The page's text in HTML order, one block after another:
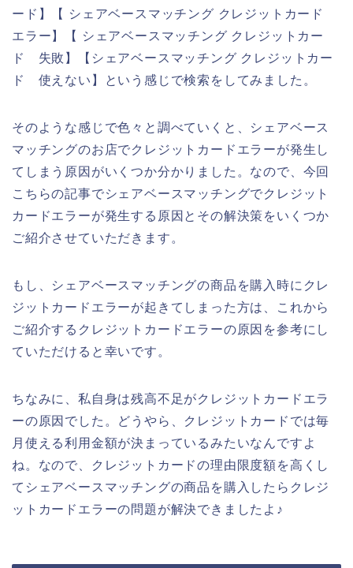
ード】【 シェアベースマッチング クレジットカード
エラー】【 シェアベースマッチング クレジットカー
ド 失敗】【シェアベースマッチング クレジットカー
ド 使えない】という感じで検索をしてみました。
そのような感じで色々と調べていくと、シェアベース
マッチングのお店でクレジットカードエラーが発生し
てしまう原因がいくつか分かりました。なので、今回
こちらの記事でシェアベースマッチングでクレジット
カードエラーが発生する原因とその解決策をいくつか
ご紹介させていただきます。
もし、シェアベースマッチングの商品を購入時にクレ
ジットカードエラーが起きてしまった方は、これから
ご紹介するクレジットカードエラーの原因を参考にし
ていただけると幸いです。
ちなみに、私自身は残高不足がクレジットカードエラ
ーの原因でした。どうやら、クレジットカードでは毎
月使える利用金額が決まっているみたいなんですよ
ね。なので、クレジットカードの理由限度額を高くし
てシェアベースマッチングの商品を購入したらクレジ
ットカードエラーの問題が解決できましたよ♪